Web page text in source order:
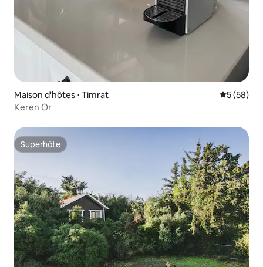
Maison d'hôtes ⋅ Timrat
5 (58)
Keren Or
Superhôte
Superhôte